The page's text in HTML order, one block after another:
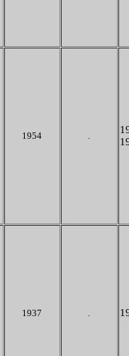
1954 .
1937 .